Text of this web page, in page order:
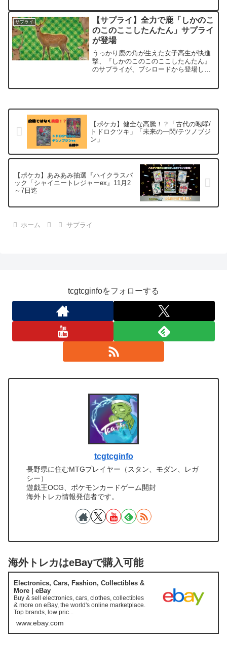
価を得られる、そんな商品を開発しま
す。～引用元...
サプライ
【サプライ】全力で鹿「しかのこ
のこのここしたんたん」サプライ
が登場
うっかり鹿の角が生えた女子高生が快進
撃、『しかのこのこのここしたんたん』
のサプライが、ブシロードから登場しま
【ポケカ】健全な高騰！？「古代の咆哮/
トドロクツキ」「未来の一閃/テツノブジ
ン」
【ポケカ】あみあみ抽選『ハイクラスパ
ック「シャイニートレジャーex』11月2
～7日迄
ホーム サプライ
tcgtcginfoをフォローする
tcgtcginfo
長野県に住むMTGプレイヤー（スタン、モダン、レガ
シー）
遊戯王OCG、ポケモンカードゲーム開封
海外トレカ情報発信者です。
海外トレカはeBayで購入可能
Electronics, Cars, Fashion, Collectibles &
More | eBay
Buy & sell electronics, cars, clothes, collectibles
& more on eBay, the world's online marketplace.
Top brands, low pric...
www.ebay.com